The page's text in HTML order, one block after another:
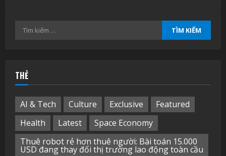
Tìm
THẺ
AI & Tech Culture Exclusive
Featured
Health
Latest
Space Economy
Thuê robot rẻ hơn thuê người: Bài toán 15.000
USD đang thay đổi thị trường lao động toàn cầu